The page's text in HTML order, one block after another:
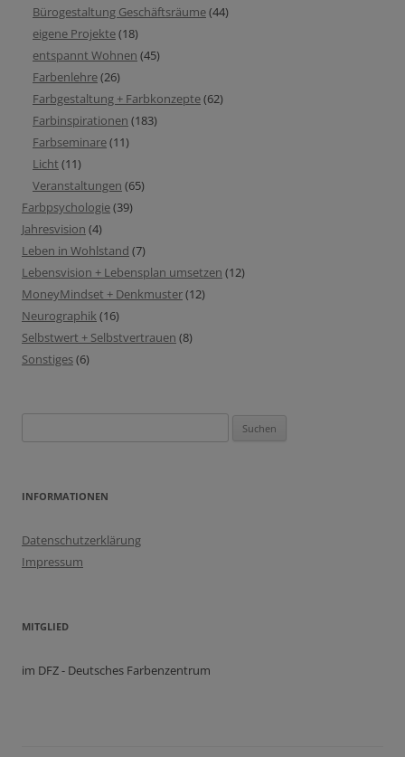
Bürogestaltung Geschäftsräume(44)
eigene Projekte(18)
entspannt Wohnen (45)
Farbenlehre(26)
Farbgestaltung + Farbkonzepte(62)
Farbinspirationen (183)
Farbseminare(11)
Licht (11)
Veranstaltungen (65)
Farbpsychologie(39)
Jahresvision (4)
Leben in Wohlstand (7)
Lebensvision + Lebensplan umsetzen (12)
MoneyMindset + Denkmuster(12)
Neurographik(16)
Selbstwert + Selbstvertrauen (8)
Sonstiges(6)
nach:
INFORMATIONEN
Datenschutzerklärung
Impressum
MITGLIED
im DFZ - Deutsches Farbenzentrum